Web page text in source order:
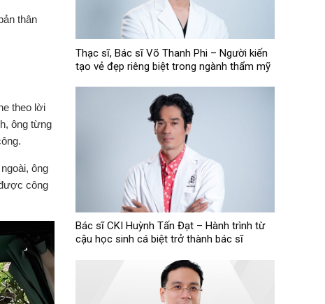
thân
theo lời
ông từng
ông
công
Thạc sĩ, Bác sĩ Võ Thanh Phi – Người kiến
tạo vẻ đẹp riêng biệt trong ngành thẩm mỹ
Bác sĩ CKI Huỳnh Tấn Đạt – Hành trình từ
cậu học sinh cá biệt trở thành bác sĩ